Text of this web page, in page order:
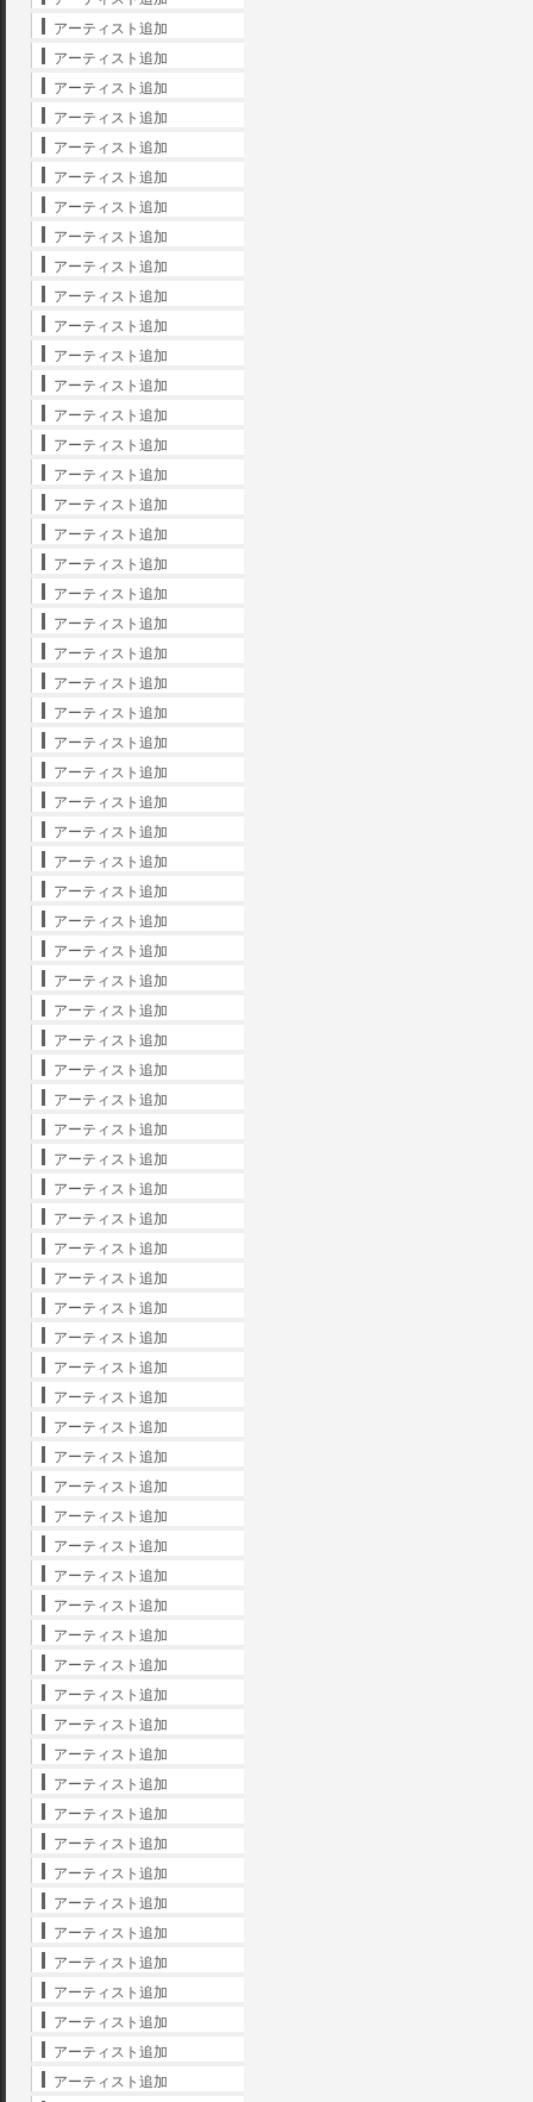
アーティスト追加
アーティスト追加
アーティスト追加
アーティスト追加
アーティスト追加
アーティスト追加
アーティスト追加
アーティスト追加
アーティスト追加
アーティスト追加
アーティスト追加
アーティスト追加
アーティスト追加
アーティスト追加
アーティスト追加
アーティスト追加
アーティスト追加
アーティスト追加
アーティスト追加
アーティスト追加
アーティスト追加
アーティスト追加
アーティスト追加
アーティスト追加
アーティスト追加
アーティスト追加
アーティスト追加
アーティスト追加
アーティスト追加
アーティスト追加
アーティスト追加
アーティスト追加
アーティスト追加
アーティスト追加
アーティスト追加
アーティスト追加
アーティスト追加
アーティスト追加
アーティスト追加
アーティスト追加
アーティスト追加
アーティスト追加
アーティスト追加
アーティスト追加
アーティスト追加
アーティスト追加
アーティスト追加
アーティスト追加
アーティスト追加
アーティスト追加
アーティスト追加
アーティスト追加
アーティスト追加
アーティスト追加
アーティスト追加
アーティスト追加
アーティスト追加
アーティスト追加
アーティスト追加
アーティスト追加
アーティスト追加
アーティスト追加
アーティスト追加
アーティスト追加
アーティスト追加
アーティスト追加
アーティスト追加
アーティスト追加
アーティスト追加
アーティスト追加